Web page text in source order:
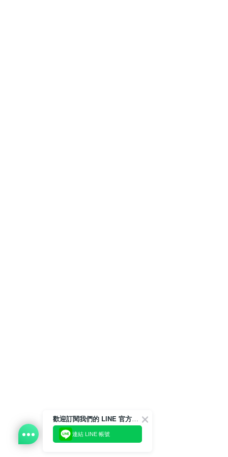
歡迎訂閱我們的 LINE 官方帳號
連結 LINE 帳號